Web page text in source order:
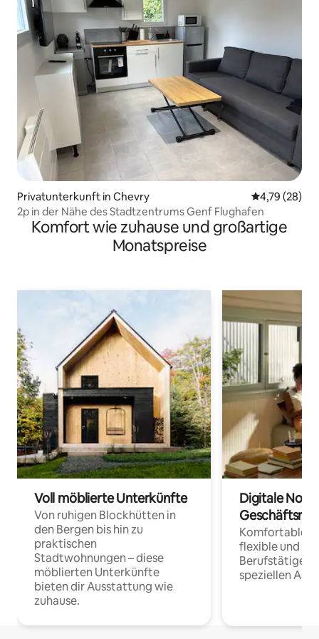
Privatunterkunft in Chevry
4,79 (28)
2p in der Nähe des Stadtzentrums Genf Flughafen
Komfort wie zuhause und großartige
Monatspreise
Voll möblierte Unterkünfte
Von ruhigen Blockhütten in
den Bergen bis hin zu
praktischen
Stadtwohnungen – diese
möblierten Unterkünfte
bieten dir Ausstattung wie
zuhause.
Digitale
Komfortable
flexible und
Berufstätige
speziellen